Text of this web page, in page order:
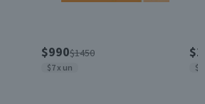
$990$1450
$7 x un